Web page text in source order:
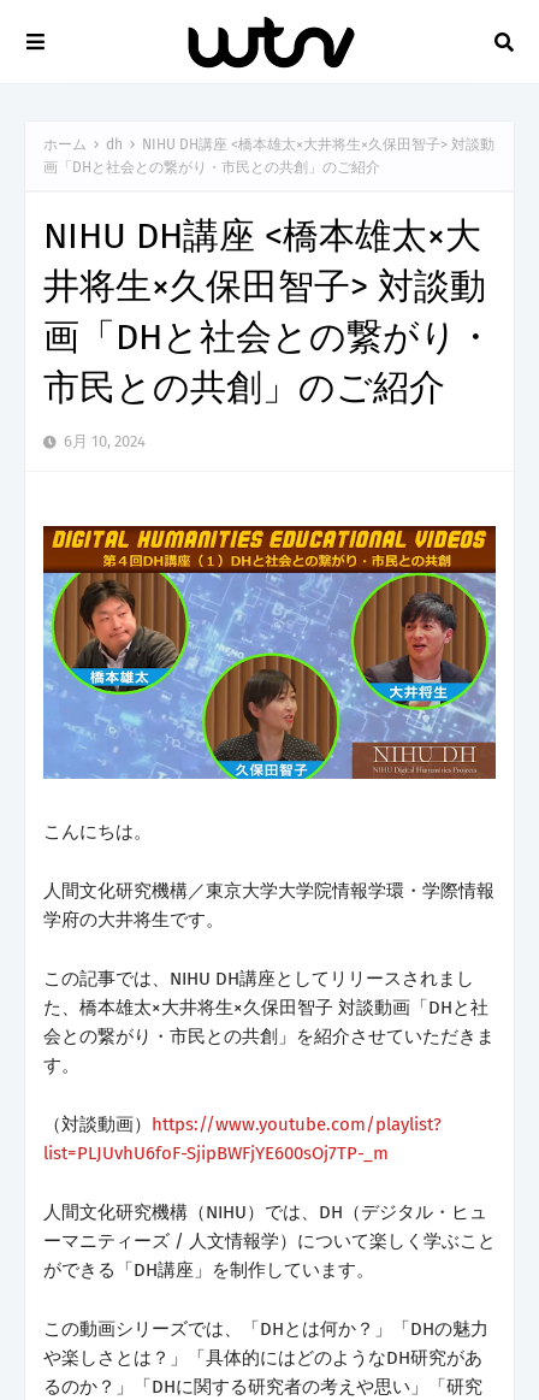
ホーム dh
NIHU DH講座 <橋本雄太×大井将生×久保田智子> 対談動
画「DHと社会との繋がり・市民との共創」のご紹介
NIHU DH講座 <橋本雄太×大
井将生×久保田智子> 対談動
画「DHと社会との繋がり・
市民との共創」のご紹介
6月 10, 2024
こんにちは。
人間文化研究機構／東京大学大学院情報学環・学際情報
学府の大井将生です。
この記事では、NIHU DH講座としてリリースされまし
た、 橋本雄太×大井将生×久保田智子 対談動画 「DHと社
会との繋がり・市民との共創」を紹介させていただきま
す。
（対談動画） https://www.youtube.com/playlist?
list=PLJUvhU6foF-SjipBWFjYE600sOj7TP-_m
人間文化研究機構（NIHU）では、DH（デジタル・ヒュ
ーマニティーズ / 人文情報学）について楽しく学ぶこと
ができる「DH講座」を制作しています。
この動画シリーズでは、「DHとは何か？」「DHの魅力
や楽しさとは？」「具体的にはどのようなDH研究があ
るのか？」「DHに関する研究者の考えや思い」「研究